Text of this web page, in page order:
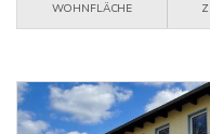
WOHNFLÄCHE